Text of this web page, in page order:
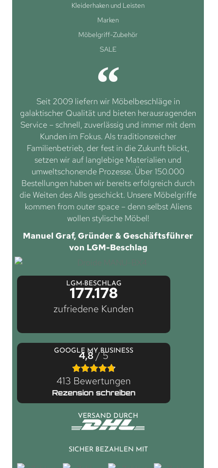
Kleiderhaken und Leisten
Marken
Möbelgriff-Zubehör
SALE
Seit 2009 liefern wir Möbelbeschläge in
galaktischer Qualität und bieten herausragenden
Service – schnell, zuverlässig und immer mit dem
Kunden im Fokus. Als traditionsreicher
Familienbetrieb, der fest in die Zukunft blickt,
setzen wir auf langlebige Materialien und
umweltschonende Prozesse. Über 150.000
Bestellungen haben wir bereits erfolgreich durch
die Weiten des Alls geschickt. Unsere Möbelgriffe
kommen from outer space – denn selbst Aliens
wollen stylische Möbel!
Manuel Graf, Gründer & Geschäftsführer
von LGM-Beschlag
LGM-BESCHLAG
177.178
zufriedene Kunden
GOOGLE MY BUSINESS
4,8/ 5
413 Bewertungen
Rezension schreiben
VERSAND DURCH
SICHER BEZAHLEN MIT